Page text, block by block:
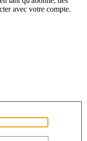
avec votre compte.